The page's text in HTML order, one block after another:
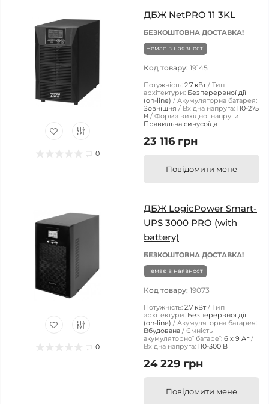
0
ДБЖ NetPRO 11 3KL
БЕЗКОШТОВНА ДОСТАВКА!
Немає в наявності
Код товару: 19145
Потужність: 2.7 кВт
Тип
архітектури: Безперервної дії
(on-line)
Акумуляторна батарея:
Зовнішня
Вхідна напруга: 110-275
В
Форма вихідної напруги:
Правильна синусоїда
23 116 грн
Повідомити мене
0
ДБЖ LogicPower Smart-
UPS 3000 PRO (with
battery)
БЕЗКОШТОВНА ДОСТАВКА!
Немає в наявності
Код товару: 19073
Потужність: 2.7 кВт
Тип
архітектури: Безперервної дії
(on-line)
Акумуляторна батарея:
Вбудована
Ємність
акумуляторної батареї: 6 x 9 Аг
Вхідна напруга: 110-300 В
24 229 грн
Повідомити мене